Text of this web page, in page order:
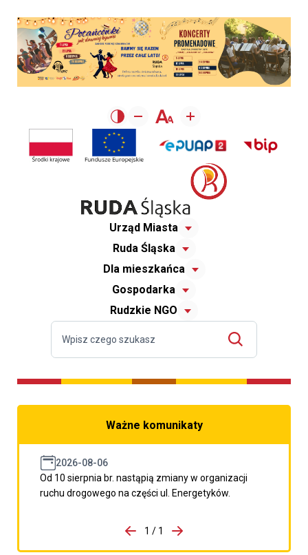
Urząd Miasta
Ruda Śląska
Dla mieszkańca
Gospodarka
Rudzkie NGO
Ważne komunikaty
2026-08-06
Od 10 sierpnia br. nastąpią zmiany w organizacji
ruchu drogowego na części ul. Energetyków.
porzpedniego komunikatu
1 / 1
Przejdź do następnego